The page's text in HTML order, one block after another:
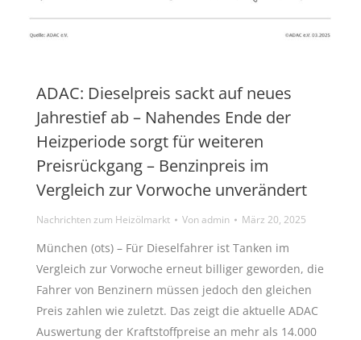
ADAC: Dieselpreis sackt auf neues
Jahrestief ab – Nahendes Ende der
Heizperiode sorgt für weiteren
Preisrückgang – Benzinpreis im
Vergleich zur Vorwoche unverändert
Nachrichten zum Heizölmarkt Vonadmin März 20, 2025
München (ots) – Für Dieselfahrer ist Tanken im
Vergleich zur Vorwoche erneut billiger geworden, die
Fahrer von Benzinern müssen jedoch den gleichen
Preis zahlen wie zuletzt. Das zeigt die aktuelle ADAC
Auswertung der Kraftstoffpreise an mehr als 14.000